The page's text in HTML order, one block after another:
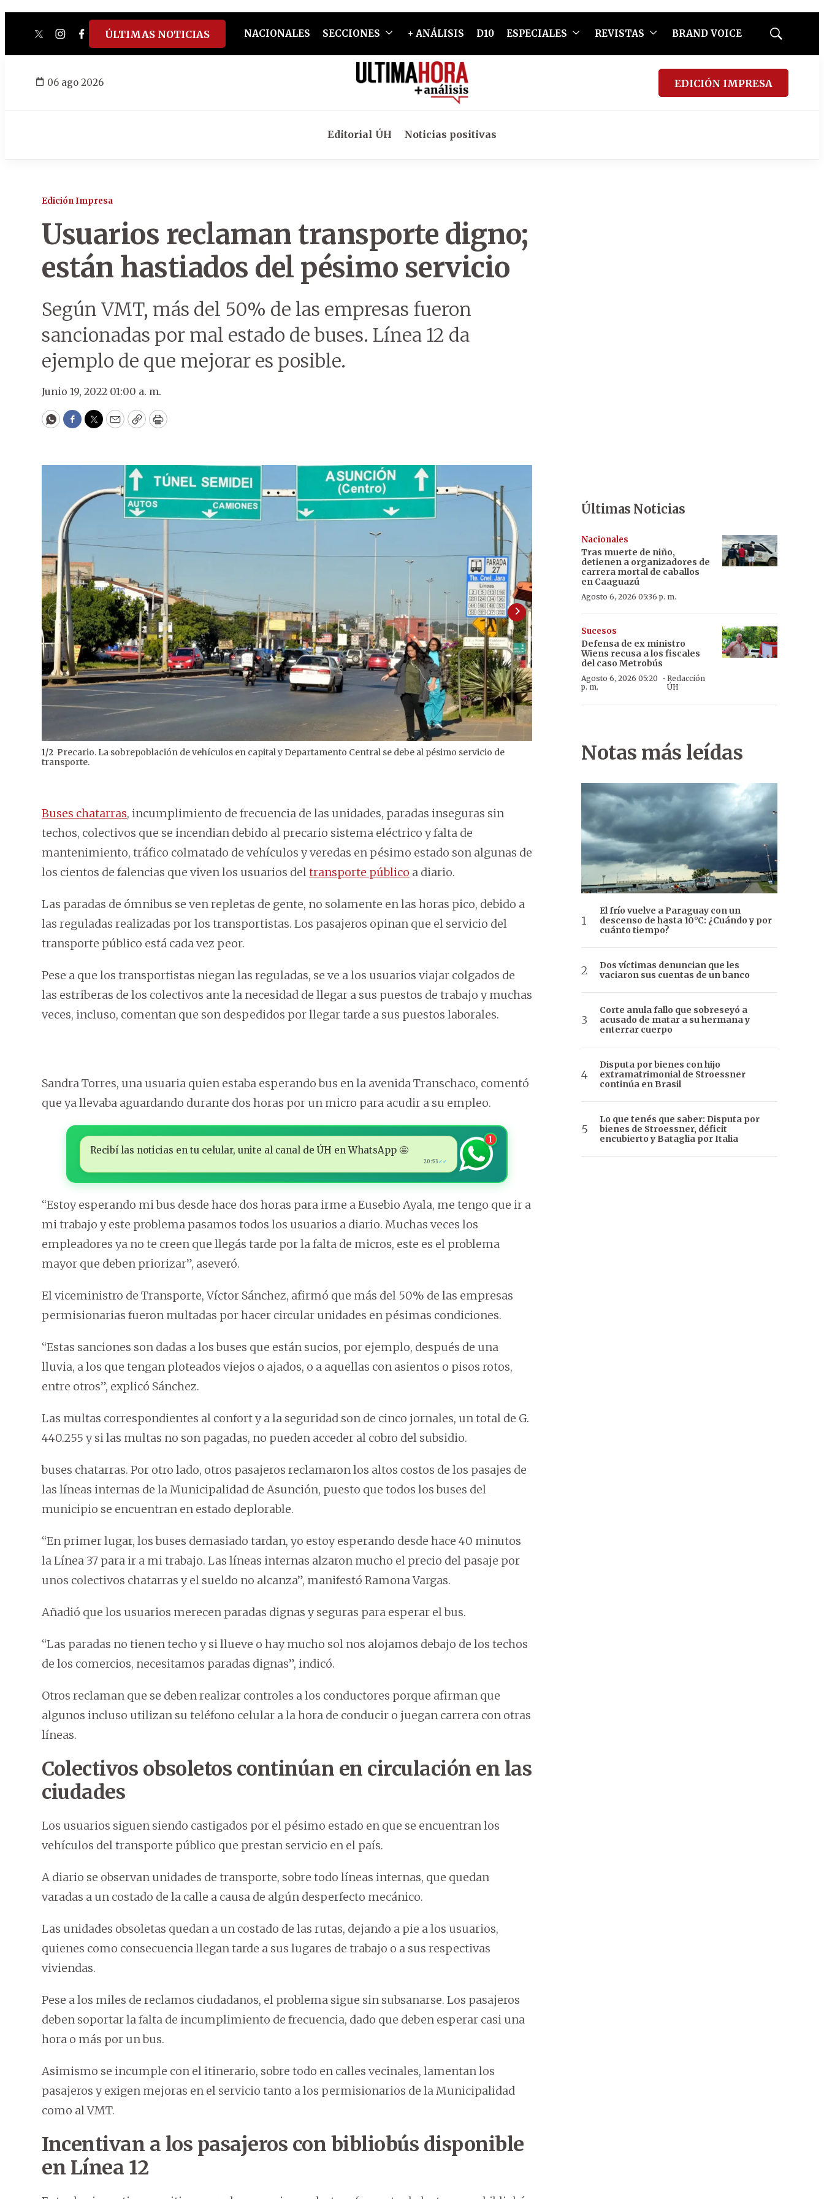
twitterinstagram
facebook
tiktokyoutube
spotify
ÚLTIMAS NOTICIAS NACIONALES SECCIONES + ANÁLISIS D10 ESPECIALES REVISTAS BRAND VOICE
Mostrar
06 ago 2026 EDICIÓN IMPRESA
Editorial ÚH Noticias positivas
Edición Impresa
Usuarios reclaman transporte digno;
están hastiados del pésimo servicio
Según VMT, más del 50% de las empresas fueron
sancionadas por mal estado de buses. Línea 12 da
ejemplo de que mejorar es posible.
Junio 19, 2022 01:00 a. m.
WhatsApp
Facebook
Twitter
EmailCopyPrint
1/2 Precario. La sobrepoblación de vehículos en capital y Departamento Central se debe al pésimo servicio de
transporte.
Frecuencia. Paradas se llenan ante falta de unidades.
Buses chatarras, incumplimiento de frecuencia de las unidades, paradas inseguras sin
techos, colectivos que se incendian debido al precario sistema eléctrico y falta de
mantenimiento, tráfico colmatado de vehículos y veredas en pésimo estado son algunas de
los cientos de falencias que viven los usuarios deltransporte público a diario.
Las paradas de ómnibus se ven repletas de gente, no solamente en las horas pico, debido a
las reguladas realizadas por los transportistas. Los pasajeros opinan que el servicio del
transporte público está cada vez peor.
Pese a que los transportistas niegan las reguladas, se ve a los usuarios viajar colgados de
las estriberas de los colectivos ante la necesidad de llegar a sus puestos de trabajo y muchas
veces, incluso, comentan que son despedidos por llegar tarde a sus puestos laborales.
Sandra Torres, una usuaria quien estaba esperando bus en la avenida Transchaco, comentó
que ya llevaba aguardando durante dos horas por un micro para acudir a su empleo.
Recibí las noticias en tu celular, unite al canal de ÚH en WhatsApp 🤩
20:53 ✓✓
1
“Estoy esperando mi bus desde hace dos horas para irme a Eusebio Ayala, me tengo que ir a
mi trabajo y este problema pasamos todos los usuarios a diario. Muchas veces los
empleadores ya no te creen que llegás tarde por la falta de micros, este es el problema
mayor que deben priorizar”, aseveró.
El viceministro de Transporte, Víctor Sánchez, afirmó que más del 50% de las empresas
permisionarias fueron multadas por hacer circular unidades en pésimas condiciones.
“Estas sanciones son dadas a los buses que están sucios, por ejemplo, después de una
lluvia, a los que tengan ploteados viejos o ajados, o a aquellas con asientos o pisos rotos,
entre otros”, explicó Sánchez.
Las multas correspondientes al confort y a la seguridad son de cinco jornales, un total de G.
440.255 y si las multas no son pagadas, no pueden acceder al cobro del subsidio.
buses chatarras. Por otro lado, otros pasajeros reclamaron los altos costos de los pasajes de
las líneas internas de la Municipalidad de Asunción, puesto que todos los buses del
municipio se encuentran en estado deplorable.
“En primer lugar, los buses demasiado tardan, yo estoy esperando desde hace 40 minutos
la Línea 37 para ir a mi trabajo. Las líneas internas alzaron mucho el precio del pasaje por
unos colectivos chatarras y el sueldo no alcanza”, manifestó Ramona Vargas.
Añadió que los usuarios merecen paradas dignas y seguras para esperar el bus.
“Las paradas no tienen techo y si llueve o hay mucho sol nos alojamos debajo de los techos
de los comercios, necesitamos paradas dignas”, indicó.
Otros reclaman que se deben realizar controles a los conductores porque afirman que
algunos incluso utilizan su teléfono celular a la hora de conducir o juegan carrera con otras
líneas.
Colectivos obsoletos continúan en circulación en las
ciudades
Los usuarios siguen siendo castigados por el pésimo estado en que se encuentran los
vehículos del transporte público que prestan servicio en el país.
A diario se observan unidades de transporte, sobre todo líneas internas, que quedan
varadas a un costado de la calle a causa de algún desperfecto mecánico.
Las unidades obsoletas quedan a un costado de las rutas, dejando a pie a los usuarios,
quienes como consecuencia llegan tarde a sus lugares de trabajo o a sus respectivas
viviendas.
Pese a los miles de reclamos ciudadanos, el problema sigue sin subsanarse. Los pasajeros
deben soportar la falta de incumplimiento de frecuencia, dado que deben esperar casi una
hora o más por un bus.
Asimismo se incumple con el itinerario, sobre todo en calles vecinales, lamentan los
pasajeros y exigen mejoras en el servicio tanto a los permisionarios de la Municipalidad
como al VMT.
Incentivan a los pasajeros con bibliobús disponible
en Línea 12
Últimas Noticias
Nacionales
Tras muerte de niño,
detienen a organizadores de
carrera mortal de caballos
en Caaguazú
Agosto 6, 2026 05:36 p. m.
Sucesos
Defensa de ex ministro
Wiens recusa a los fiscales
del caso Metrobús
Agosto 6, 2026 05:20
p. m.
· Redacción
ÚH
Notas más leídas
El frío vuelve a Paraguay con un
descenso de hasta 10°C: ¿Cuándo y por
cuánto tiempo?
Dos víctimas denuncian que les
vaciaron sus cuentas de un banco
Corte anula fallo que sobreseyó a
acusado de matar a su hermana y
enterrar cuerpo
Disputa por bienes con hijo
extramatrimonial de Stroessner
continúa en Brasil
Lo que tenés que saber: Disputa por
bienes de Stroessner, déficit
encubierto y Bataglia por Italia